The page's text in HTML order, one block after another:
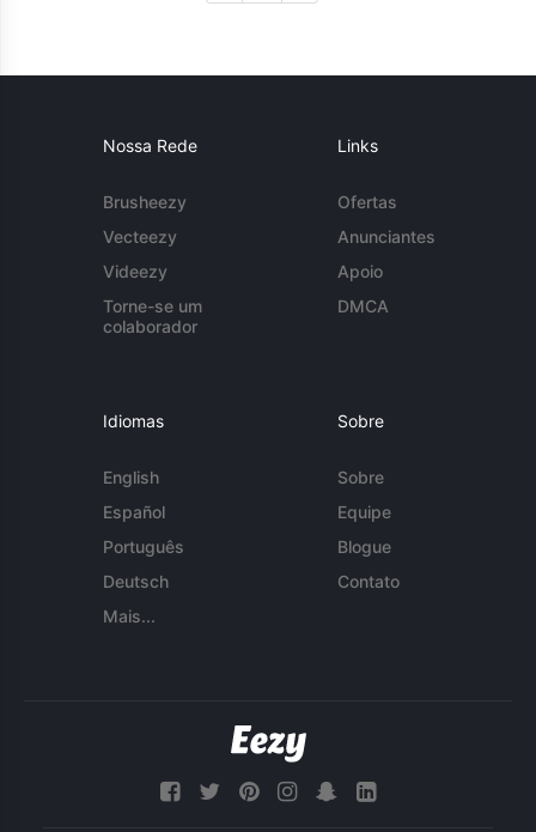
Nossa Rede
Brusheezy
Vecteezy
Videezy
Torne-se um
colaborador
Links
Ofertas
Anunciantes
Apoio
DMCA
Idiomas
English
Español
Português
Deutsch
Mais...
Sobre
Sobre
Equipe
Blogue
Contato